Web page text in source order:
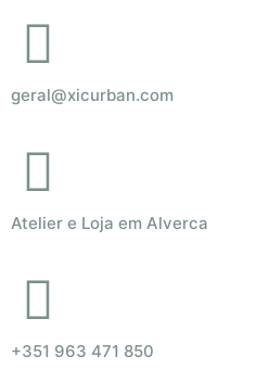
geral@xicurban.com
Atelier e Loja em Alverca
+351 963 471 850